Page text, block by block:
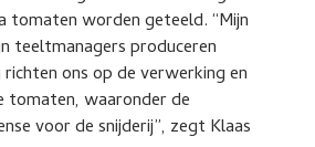
tomaten worden geteeld. “Mijn
teeltmanagers produceren
ons op de verwerking en
tomaten, waaronder de
voor de snijderij”, zegt Klaas